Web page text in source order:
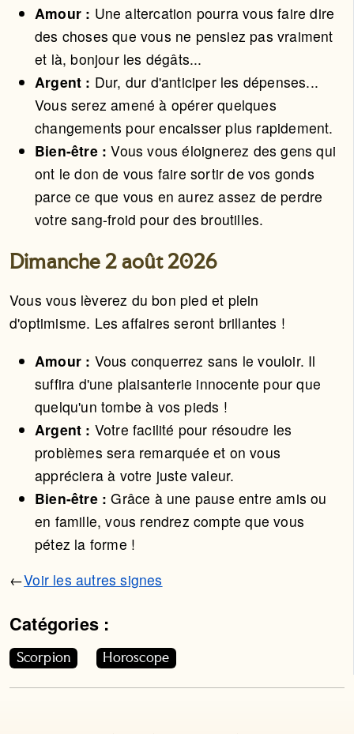
Amour : Une altercation pourra vous faire dire
des choses que vous ne pensiez pas vraiment
et là, bonjour les dégâts...
Argent : Dur, dur d'anticiper les dépenses...
Vous serez amené à opérer quelques
changements pour encaisser plus rapidement.
Bien-être :Vous vous éloignerez des gens qui
ont le don de vous faire sortir de vos gonds
parce ce que vous en aurez assez de perdre
votre sang-froid pour des broutilles.
Dimanche 2 août 2026
Vous vous lèverez du bon pied et plein
d'optimisme. Les affaires seront brillantes !
Amour : Vous conquerrez sans le vouloir. Il
suffira d'une plaisanterie innocente pour que
quelqu'un tombe à vos pieds !
Argent : Votre facilité pour résoudre les
problèmes sera remarquée et on vous
appréciera à votre juste valeur.
Bien-être :Grâce à une pause entre amis ou
en famille, vous rendrez compte que vous
pétez la forme !
←Voir les autres signes
Catégories :
Cet article appartient aux catégories suivantes. Vous
Scorpion Horoscope